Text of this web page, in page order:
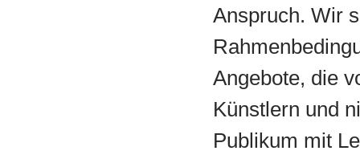
Anspruch. Wir
Angebote, die
Künstlern und
Publikum mit